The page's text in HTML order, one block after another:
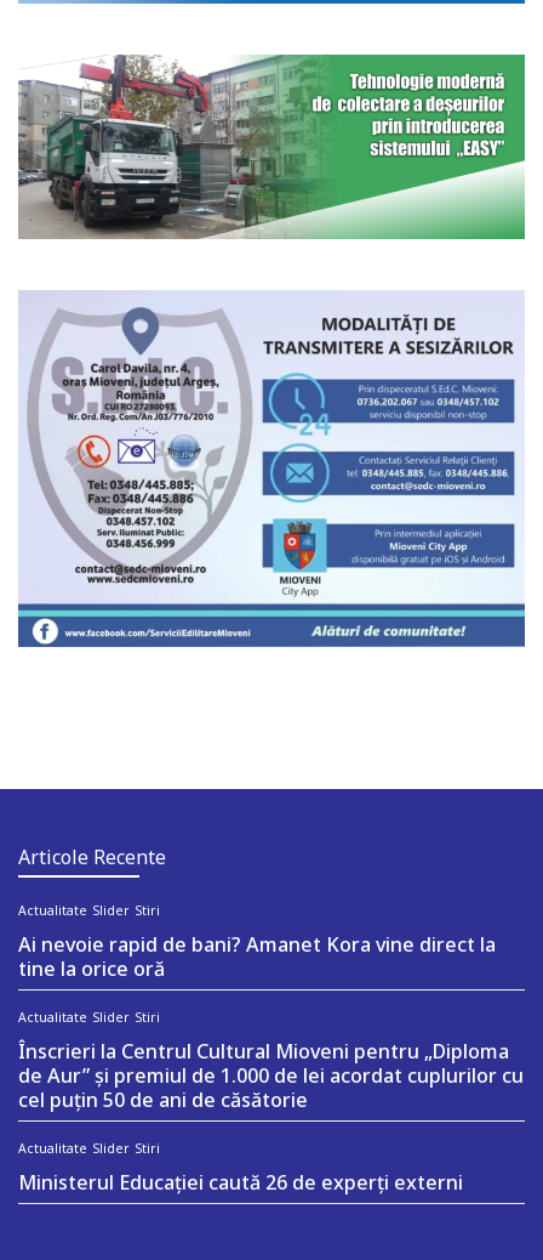
Articole Recente
Actualitate Slider Stiri
Ai nevoie rapid de bani? Amanet Kora vine direct la
tine la orice oră
Actualitate Slider Stiri
Înscrieri la Centrul Cultural Mioveni pentru „Diploma
de Aur” și premiul de 1.000 de lei acordat cuplurilor cu
cel puțin 50 de ani de căsătorie
Actualitate Slider Stiri
Ministerul Educației caută 26 de experți externi